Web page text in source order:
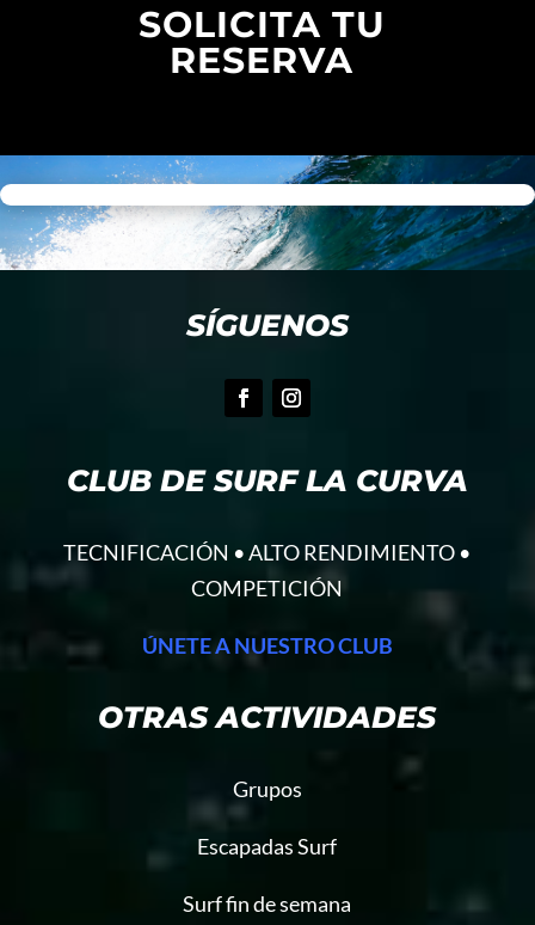
SOLICITA TU
RESERVA
SÍGUENOS
CLUB DE SURF LA CURVA
TECNIFICACIÓN • ALTO RENDIMIENTO •
COMPETICIÓN
ÚNETE A NUESTRO CLUB
OTRAS ACTIVIDADES
Grupos
Escapadas Surf
Surf fin de semana